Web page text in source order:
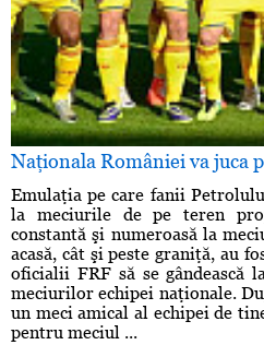
Naţionala României va juca
Emulaţia pe care fanii
la meciurile de pe teren
constantă şi numeroasă la
acasă, cât şi peste graniţă, au
oficialii FRF să se gândească
meciurilor echipei naţionale.
un meci amical al echipei de
pentru meciul ...